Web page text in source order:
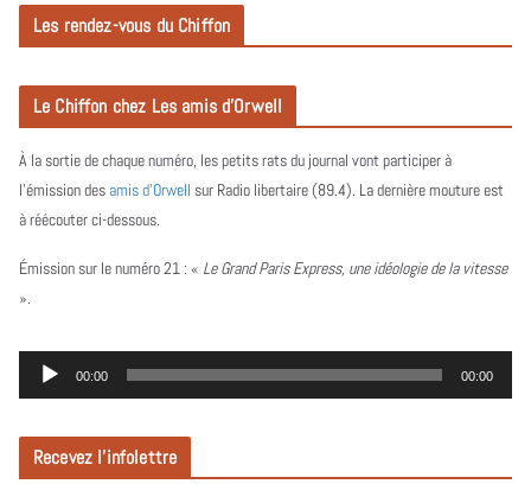
Les rendez-vous du Chiffon
Le Chiffon chez Les amis d’Orwell
À la sortie de chaque numéro, les petits rats du journal vont participer à
l’émission des amis d’Orwell sur Radio libertaire (89.4). La dernière mouture est
à réécouter ci-dessous.
Émission sur le numéro 21 : « Le Grand Paris Express, une idéologie de la vitesse
».
e
c
t
00:00 00:00
Recevez l’infolettre